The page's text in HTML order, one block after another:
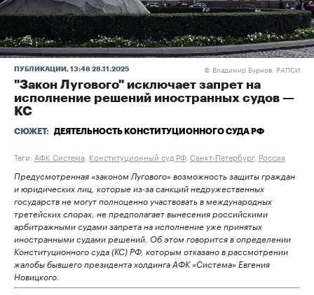
ПУБЛИКАЦИИ , 13:48 28.11.2025 © Владимир Бурнов, РАПСИ
"Закон Лугового" исключает запрет на
исполнение решений иностранных судов —
КС
СЮЖЕТ: ДЕЯТЕЛЬНОСТЬ КОНСТИТУЦИОННОГО СУДА РФ
Теги: АФК Система Конституционный суд РФ, Санкт-Петербург, Россия
Предусмотренная «законом Лугового» возможность защиты граждан
и юридических лиц, которые из-за санкций недружественных
государств не могут полноценно участвовать в международных
третейских спорах, не предполагает вынесения российскими
арбитражными судами запрета на исполнение уже принятых
иностранными судами решений. Об этом говорится в определении
Конституционного суда (КС) РФ, которым отказано в рассмотрении
жалобы бывшего президента холдинга АФК «Система» Евгения
Новицкого.